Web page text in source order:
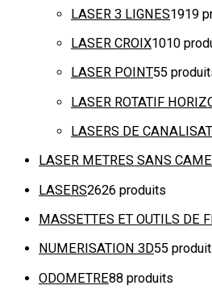
LASER 3 LIGNES1919
LASER CROIX1010
LASER POINT55
LASER ROTATIF
LASERS DE
LASER METRES SANS
LASERS2626 produits
MASSETTES ET OUTILS DE
NUMERISATION 3D55
ODOMETRE88 produits